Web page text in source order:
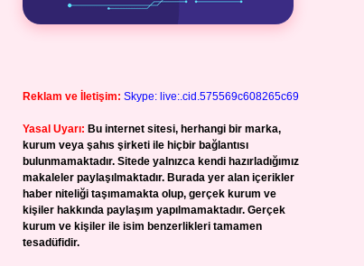
Reklam ve İletişim: Skype: live:.cid.575569c608265c69
Yasal Uyarı: Bu internet sitesi, herhangi bir marka,
kurum veya şahıs şirketi ile hiçbir bağlantısı
bulunmamaktadır. Sitede yalnızca kendi hazırladığımız
makaleler paylaşılmaktadır. Burada yer alan içerikler
haber niteliği taşımamakta olup, gerçek kurum ve
kişiler hakkında paylaşım yapılmamaktadır. Gerçek
kurum ve kişiler ile isim benzerlikleri tamamen
tesadüfidir.